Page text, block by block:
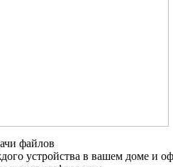
файлов
устройства в вашем доме и